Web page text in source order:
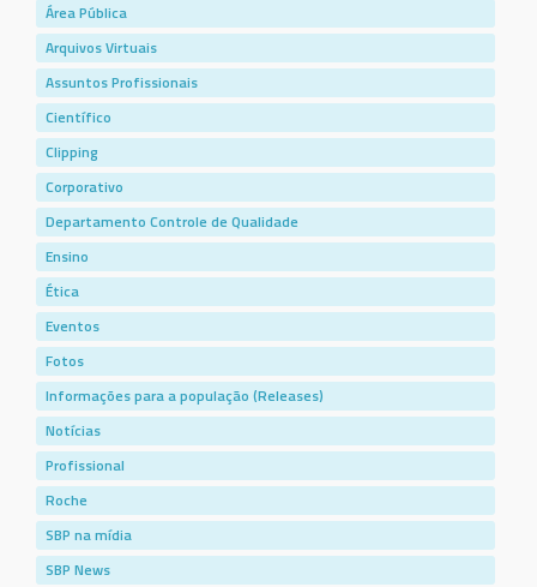
Área Pública
Arquivos Virtuais
Assuntos Profissionais
Científico
Clipping
Corporativo
Departamento Controle de Qualidade
Ensino
Ética
Eventos
Fotos
Informações para a população (Releases)
Notícias
Profissional
Roche
SBP na mídia
SBP News